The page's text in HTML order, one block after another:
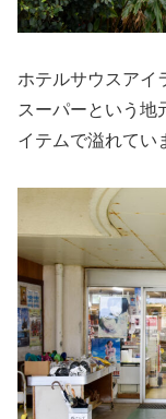
ホテルサウスアイ
スーパーという地
イテムで溢れてい